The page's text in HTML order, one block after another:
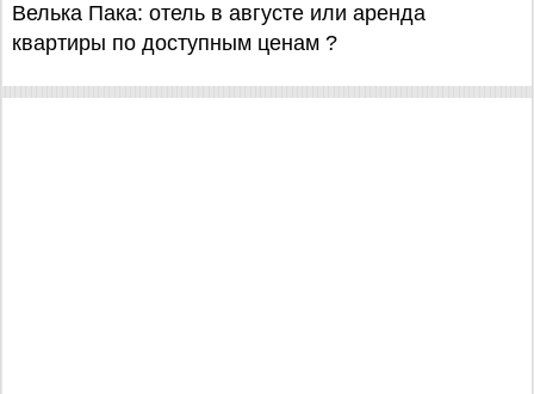
Велька Пака: отель в августе или аренда
квартиры по доступным ценам ?